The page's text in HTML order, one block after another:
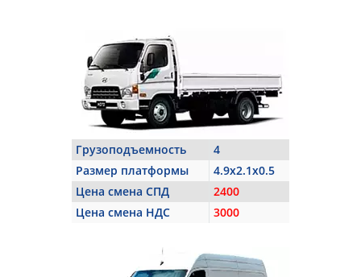
Грузоподъемность
4
Размер платформы
4.9x2.1x0.5
Цена смена СПД
2400
Цена смена НДС
3000